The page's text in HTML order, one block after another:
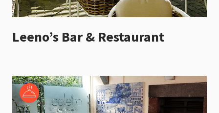
Leeno’s Bar & Restaurant